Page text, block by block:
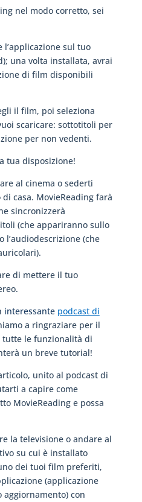
nel modo corretto, sei
l’applicazione sul tuo
una volta installata, avrai
di film disponibili
il film, poi seleziona
scaricare: sottotitoli per
per non vedenti.
tua disposizione!
al cinema o sederti
casa. MovieReading farà
sincronizzerà
(che appariranno sullo
l’audiodescrizione (che
di mettere il tuo
interessante podcast di
a ringraziare per il
tutte le funzionalità di
un breve tutorial!
unito al podcast di
a capire come
MovieReading e possa
la televisione o andare al
su cui è installato
dei tuoi film preferiti,
(applicazione
con